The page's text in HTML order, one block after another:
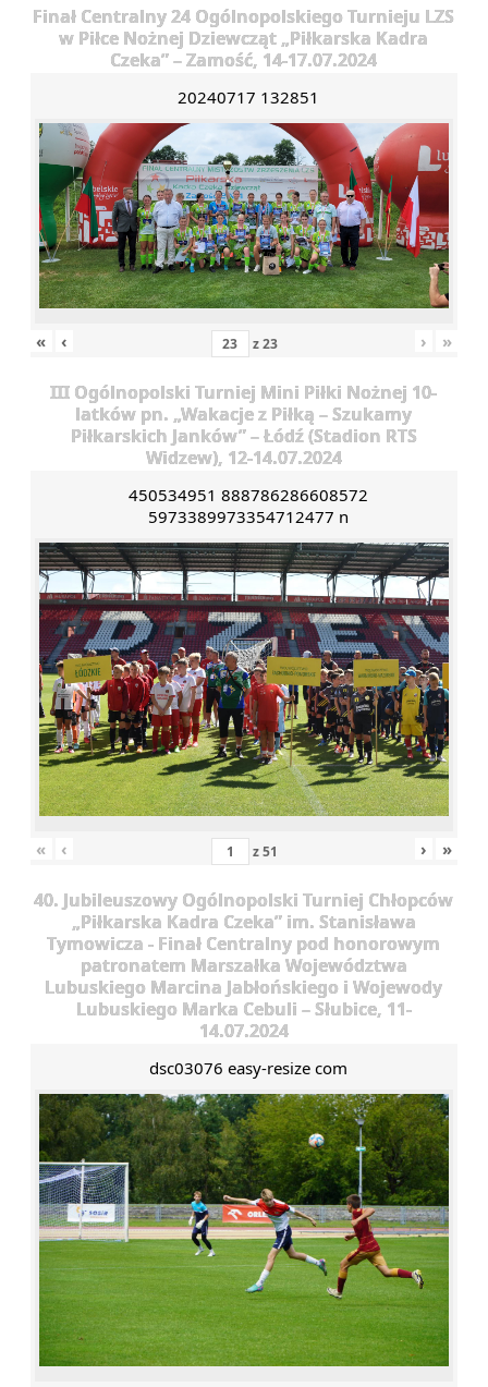
Finał Centralny 24 Ogólnopolskiego Turnieju LZS
w Piłce Nożnej Dziewcząt „Piłkarska Kadra
Czeka” – Zamość, 14-17.07.2024
20240717 132851
« ‹ z23 › »
III Ogólnopolski Turniej Mini Piłki Nożnej 10-
latków pn. „Wakacje z Piłką – Szukamy
Piłkarskich Janków” – Łódź (Stadion RTS
Widzew), 12-14.07.2024
450534951 888786286608572
5973389973354712477 n
« ‹ z51 › »
40. Jubileuszowy Ogólnopolski Turniej Chłopców
„Piłkarska Kadra Czeka” im. Stanisława
Tymowicza - Finał Centralny pod honorowym
patronatem Marszałka Województwa
Lubuskiego Marcina Jabłońskiego i Wojewody
Lubuskiego Marka Cebuli – Słubice, 11-
14.07.2024
dsc03076 easy-resize com